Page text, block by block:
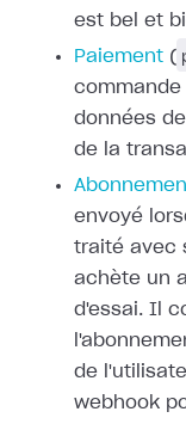
est bel et
Paiement (
données
de la
envoyé
traité avec
achète un
d'essai. Il
de
webhook